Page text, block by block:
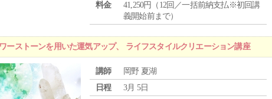
料金
41,250円（12回／一括前納支払※初回講
義開始前まで）
ーストーンを用いた運気アップ、 ライフスタイルクリエーション講座
講師
岡野 夏湖
日程
3月 5日